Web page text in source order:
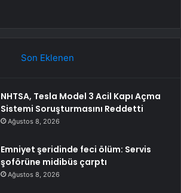
Son Eklenen
NHTSA, Tesla Model 3 Acil Kapı Açma
Sistemi Soruşturmasını Reddetti
Ağustos 8, 2026
Emniyet şeridinde feci ölüm: Servis
şoförüne midibüs çarptı
Ağustos 8, 2026